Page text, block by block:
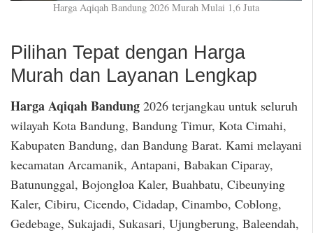
Harga Aqiqah Bandung 2026 Murah Mulai 1,6 Juta
Pilihan Tepat dengan Harga
Murah dan Layanan Lengkap
Harga Aqiqah Bandung 2026 terjangkau untuk seluruh
wilayah Kota Bandung, Bandung Timur, Kota Cimahi,
Kabupaten Bandung, dan Bandung Barat. Kami melayani
kecamatan Arcamanik, Antapani, Babakan Ciparay,
Batununggal, Bojongloa Kaler, Buahbatu, Cibeunying
Kaler, Cibiru, Cicendo, Cidadap, Cinambo, Coblong,
Gedebage, Sukajadi, Sukasari, Ujungberung, Baleendah,